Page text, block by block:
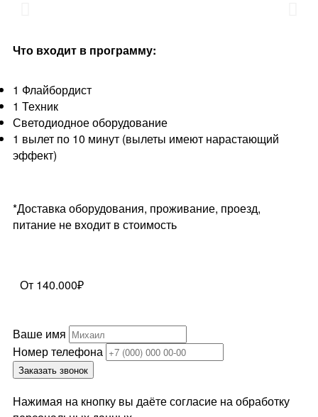
Что входит в программу:
1 Флайбордист
1 Техник
Светодиодное оборудование
1 вылет по 10 минут (вылеты имеют нарастающий
эффект)
*Доставка оборудования, проживание, проезд,
питание не входит в стоимость
От 140.000₽
Ваше имя
Номер телефона
Заказать звонок
Нажимая на кнопку вы даёте согласие на обработку